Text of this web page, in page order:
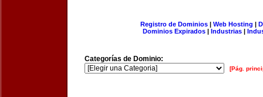
Registro de Dominios| Web Hosting |
Dominios Expirados | Industrias |
Categorías de Dominio:
[Pág.